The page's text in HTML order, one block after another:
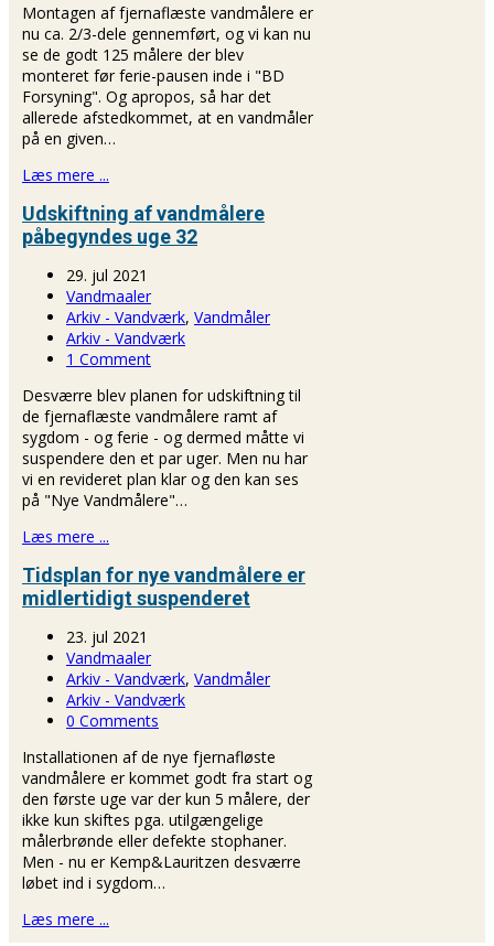
Montagen af fjernaflæste vandmålere er
nu ca. 2/3-dele gennemført, og vi kan nu
se de godt 125 målere der blev
monteret før ferie-pausen inde i "BD
Forsyning". Og apropos, så har det
allerede afstedkommet, at en vandmåler
på en given…
Læs mere ...
Udskiftning af vandmålere
påbegyndes uge 32
29. jul 2021
Vandmaaler
Arkiv - Vandværk, Vandmåler
Arkiv - Vandværk
1 Comment
Desværre blev planen for udskiftning til
de fjernaflæste vandmålere ramt af
sygdom - og ferie - og dermed måtte vi
suspendere den et par uger. Men nu har
vi en revideret plan klar og den kan ses
på "Nye Vandmålere"…
Læs mere ...
Tidsplan for nye vandmålere er
midlertidigt suspenderet
23. jul 2021
Vandmaaler
Arkiv - Vandværk, Vandmåler
Arkiv - Vandværk
0 Comments
Installationen af de nye fjernafløste
vandmålere er kommet godt fra start og
den første uge var der kun 5 målere, der
ikke kun skiftes pga. utilgængelige
målerbrønde eller defekte stophaner.
Men - nu er Kemp&Lauritzen desværre
løbet ind i sygdom…
Læs mere ...